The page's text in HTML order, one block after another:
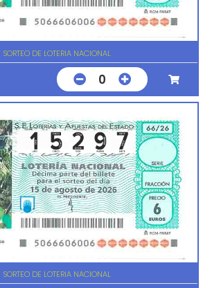
SORTEO DE LOTERIA NACIONAL
0
SORTEO DE LOTERIA NACIONAL